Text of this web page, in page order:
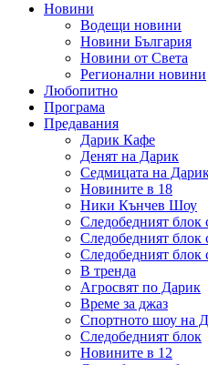
Новини
Водещи новини
Новини България
Новини от Света
Регионални новини
Любопитно
Програма
Предавания
Дарик Кафе
Денят на Дарик
Седмицата на
Новините в 18
Ники Кънчев Шоу
Следобедният
Следобедният блок
Следобедният блок
В тренда
Агросвят по Дарик
Време за джаз
Спортното шоу на
Следобедният блок
Новините в 12